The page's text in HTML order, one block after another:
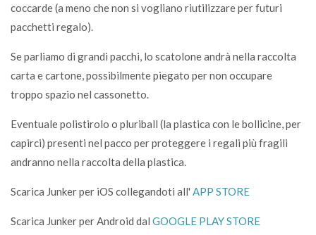
coccarde (a meno che non si vogliano riutilizzare per futuri
pacchetti regalo).
Se parliamo di grandi pacchi, lo scatolone andrà nella raccolta
carta e cartone, possibilmente piegato per non occupare
troppo spazio nel cassonetto.
Eventuale polistirolo o pluriball (la plastica con le bollicine, per
capirci) presenti nel pacco per proteggere i regali più fragili
andranno nella raccolta della plastica.
Scarica Junker per iOS collegandoti all' APP STORE
Scarica Junker per Android dal GOOGLE PLAY STORE